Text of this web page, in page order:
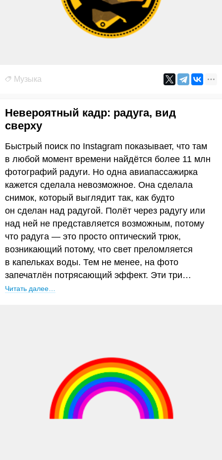
Музыка
Невероятный кадр: радуга, вид
сверху
Быстрый поиск по Instagram показывает, что там
в любой момент времени найдётся более 11 млн
фотографий радуги. Но одна авиапассажирка
кажется сделала невозможное. Она сделала
снимок, который выглядит так, как будто
он сделан над радугой. Полёт через радугу или
над ней не представляется возможным, потому
что радуга — это просто оптический трюк,
возникающий потому, что свет преломляется
в капельках воды. Тем не менее, на фото
запечатлён потрясающий эффект. Эти три…
Читать далее…